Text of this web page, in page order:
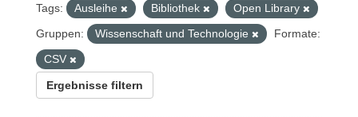
Tags: Ausleihe Bibliothek
Open Library
Gruppen:
Wissenschaft und Technologie
Formate:
CSV
Ergebnisse filtern